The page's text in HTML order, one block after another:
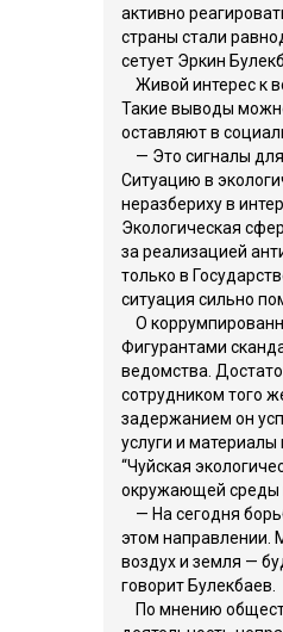
активно
страны стали
сетует Эркин
Живой интерес к
Такие выводы
оставляют в
— Это сигналы для
Ситуацию в
неразбериху в
Экологическая
за реализацией
только в
ситуация сильно
О
Фигурантами
ведомства.
сотрудником того
задержанием он
услуги и
“Чуйская
окружающей среды
— На сегодня
этом направлении.
воздух и земля —
говорит Булекбаев.
По мнению